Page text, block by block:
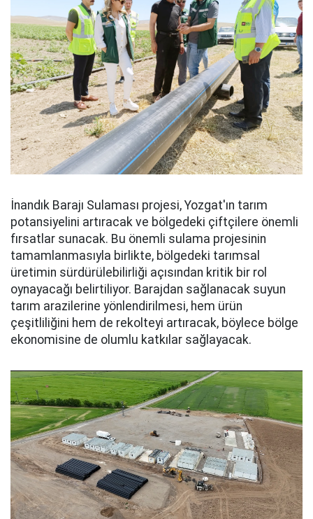
İnandık Barajı Sulaması projesi, Yozgat'ın tarım
potansiyelini artıracak ve bölgedeki çiftçilere önemli
fırsatlar sunacak. Bu önemli sulama projesinin
tamamlanmasıyla birlikte, bölgedeki tarımsal
üretimin sürdürülebilirliği açısından kritik bir rol
oynayacağı belirtiliyor. Barajdan sağlanacak suyun
tarım arazilerine yönlendirilmesi, hem ürün
çeşitliliğini hem de rekolteyi artıracak, böylece bölge
ekonomisine de olumlu katkılar sağlayacak.